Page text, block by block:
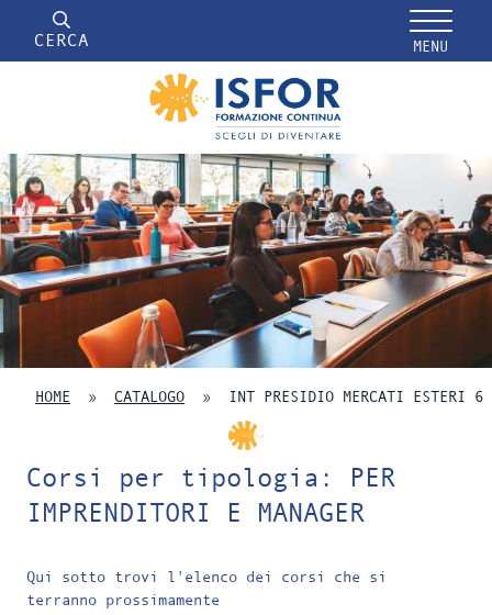
CERCA MENU
HOME » CATALOGO » INT PRESIDIO MERCATI ESTERI 6
Corsi per tipologia: PER
IMPRENDITORI E MANAGER
Qui sotto trovi l'elenco dei corsi che si
terranno prossimamente